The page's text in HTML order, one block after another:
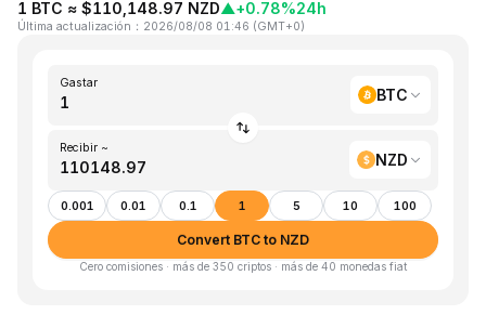
1 BTC ≈ $110,148.97 NZD▲+0.78%24h
Última actualización ： 2026/08/08 01:46 (GMT+0)
Gastar
BTC
Recibir ~
NZD
0.001 0.01 0.1 1 5 10 100
Convert BTC to NZD
Cero comisiones · más de 350 criptos · más de 40 monedas fiat